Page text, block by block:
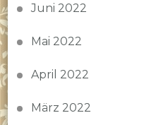
Juni 2022
Mai 2022
April 2022
März 2022